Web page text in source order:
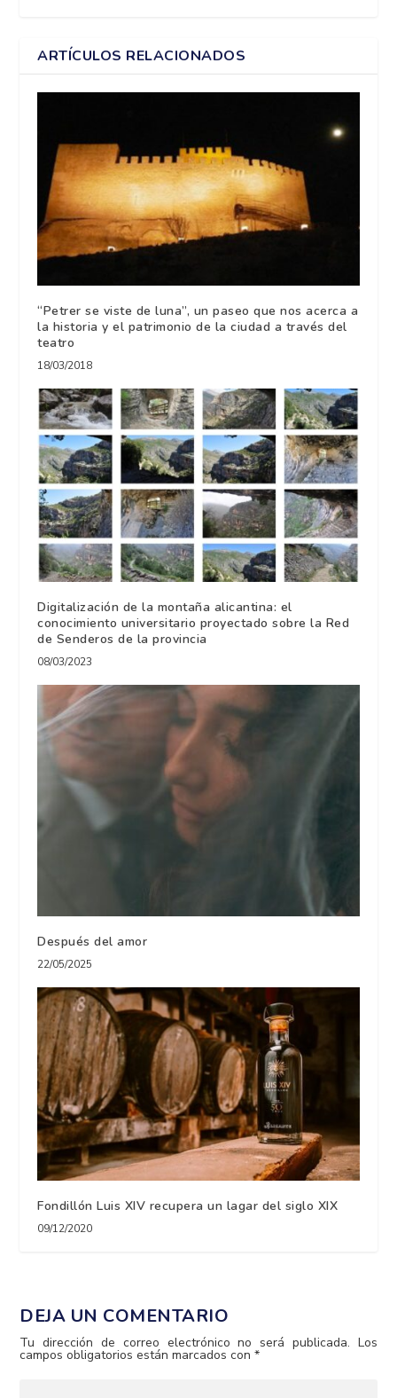
ARTÍCULOS RELACIONADOS
“Petrer se viste de luna”, un paseo que nos acerca a
la historia y el patrimonio de la ciudad a través del
teatro
18/03/2018
Digitalización de la montaña alicantina: el
conocimiento universitario proyectado sobre la Red
de Senderos de la provincia
08/03/2023
Después del amor
22/05/2025
Fondillón Luis XIV recupera un lagar del siglo XIX
09/12/2020
DEJA UN COMENTARIO
Tu dirección de correo electrónico no será publicada. Los
campos obligatorios están marcados con*